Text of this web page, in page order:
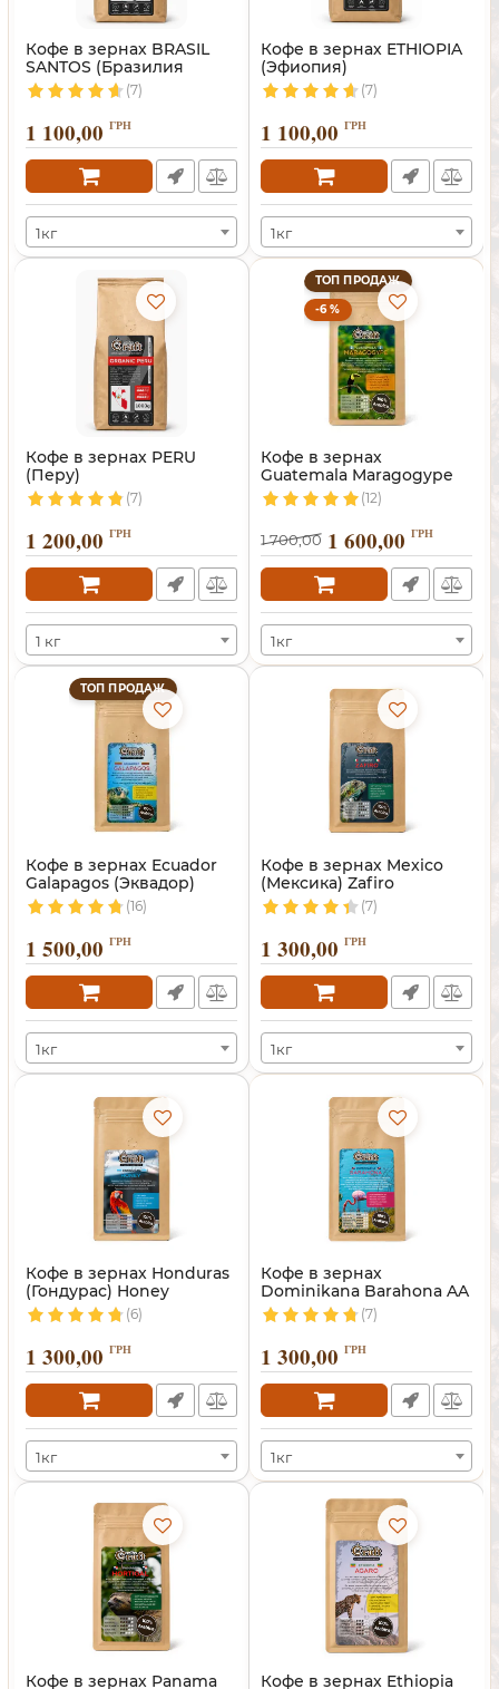
Кофе в зернах BRASIL
SANTOS (Бразилия
Сантос)
(7)
1 100,00 ГРН
1кг
Кофе в зернах ETHIOPIA
(Эфиопия)
(7)
1 100,00 ГРН
1кг
Кофе в зернах PERU
(Перу)
(7)
1 200,00 ГРН
1 кг
ТОП ПРОДАЖ
-6 %
Кофе в зернах
Guatemala Maragogype
(Марагоджип)
(12)
1 700,00 1 600,00 ГРН
1кг
ТОП ПРОДАЖ
Кофе в зернах Ecuador
Galapagos (Эквадор)
(16)
1 500,00 ГРН
1кг
Кофе в зернах Mexico
(Мексика) Zafiro
(7)
1 300,00 ГРН
1кг
Кофе в зернах Honduras
(Гондурас) Honey
(6)
1 300,00 ГРН
1кг
Кофе в зернах
Dominikana Barahona AA
(Доминикана)
(7)
1 300,00 ГРН
1кг
Кофе в зернах Panama Кофе в зернах Ethiopia